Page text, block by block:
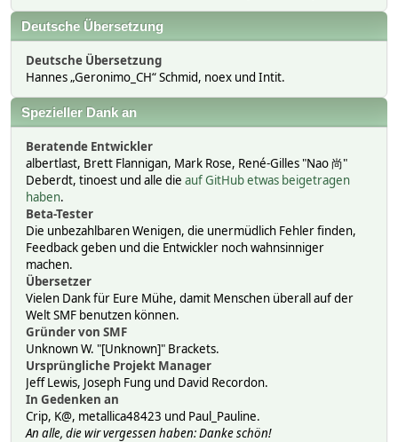
Deutsche Übersetzung
Deutsche Übersetzung
Hannes „Geronimo_CH“ Schmid, noex und Intit.
Spezieller Dank an
Beratende Entwickler
albertlast, Brett Flannigan, Mark Rose, René-Gilles "Nao 尚"
Deberdt, tinoest und alle die auf GitHub etwas beigetragen
haben.
Beta-Tester
Die unbezahlbaren Wenigen, die unermüdlich Fehler finden,
Feedback geben und die Entwickler noch wahnsinniger
machen.
Übersetzer
Vielen Dank für Eure Mühe, damit Menschen überall auf der
Welt SMF benutzen können.
Gründer von SMF
Unknown W. "[Unknown]" Brackets.
Ursprüngliche Projekt Manager
Jeff Lewis, Joseph Fung und David Recordon.
In Gedenken an
Crip, K@, metallica48423 und Paul_Pauline.
An alle, die wir vergessen haben: Danke schön!